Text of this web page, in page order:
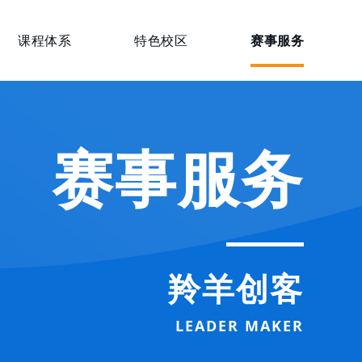
课程体系 特色校区 赛事服务
赛事服务
羚羊创客
LEADER MAKER